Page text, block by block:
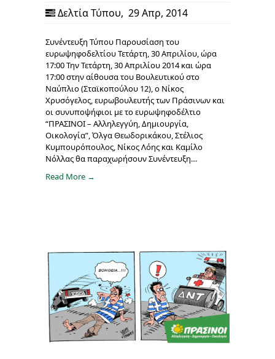
Δελτία Τύπου, 29 Απρ, 2014
Συνέντευξη Τύπου Παρουσίαση του
ευρωψηφοδελτίου Τετάρτη, 30 Απριλίου, ώρα
17:00 Την Τετάρτη, 30 Απριλίου 2014 και ώρα
17:00 στην αίθουσα του Βουλευτικού στο
Ναύπλιο (Σταϊκοπούλου 12), ο Νίκος
Χρυσόγελος, ευρωβουλευτής των Πράσινων και
οι συνυποψήφιοι με το ευρωψηφοδέλτιο
“ΠΡΑΣΙΝΟΙ – Αλληλεγγύη, Δημιουργία,
Οικολογία”, Όλγα Θεωδορικάκου, Στέλιος
Κυμπουρόπουλος, Νίκος Λόης και Καμίλο
Νόλλας θα παραχωρήσουν Συνέντευξη…
Read More →